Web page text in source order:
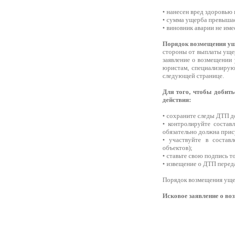
• нанесен вред здоровью
• сумма ущерба
• виновник аварии не
Порядок возмещения
стороны от выплаты
заявление о
юристам,
следующей странице.
Для того, чтобы
действия:
• сохраните следы ДТП
• контролируйте
обязательно должна
• участвуйте в
объектов);
• ставьте свою подпись
• извещение о ДТП
Порядок возмещения
Исковое заявление о